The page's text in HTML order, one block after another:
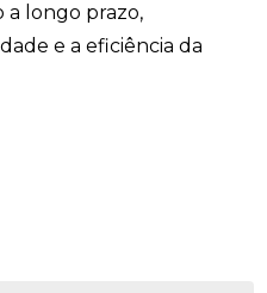
longo prazo,
e a eficiência da